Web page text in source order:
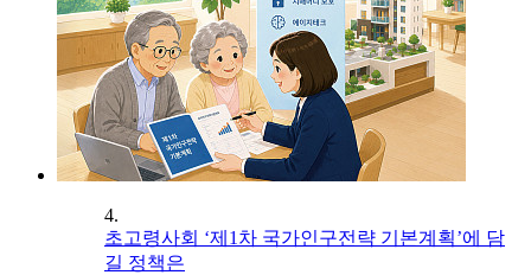
4.
초고령사회 ‘제1차 국가인구전략 기본계획’에 담
길 정책은